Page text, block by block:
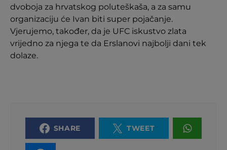
dvoboja za hrvatskog poluteškaša, a za samu
organizaciju će Ivan biti super pojačanje.
Vjerujemo, također, da je UFC iskustvo zlata
vrijedno za njega te da Erslanovi najbolji dani tek
dolaze.
SHARE TWEET